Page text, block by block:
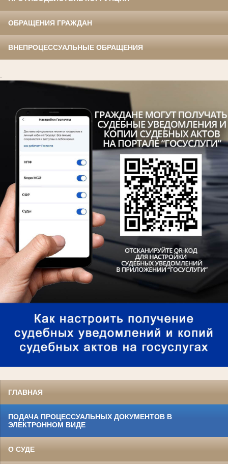
ОБРАЩЕНИЯ ГРАЖДАН
ВНЕПРОЦЕССУАЛЬНЫЕ ОБРАЩЕНИЯ
.
ГЛАВНАЯ
ПОДАЧА ПРОЦЕССУАЛЬНЫХ ДОКУМЕНТОВ В
ЭЛЕКТРОННОМ ВИДЕ
О СУДЕ